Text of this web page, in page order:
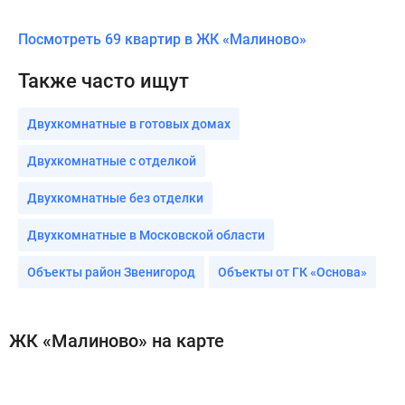
Посмотреть 69 квартир в ЖК «Малиново»
Также часто ищут
Двухкомнатные в готовых домах
Двухкомнатные с отделкой
Двухкомнатные без отделки
Двухкомнатные в Московской области
Объекты район Звенигород Объекты от ГК «Основа»
ЖК «Малиново» на карте